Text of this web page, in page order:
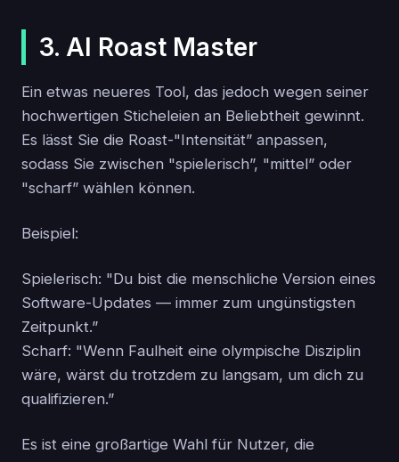
3. AI Roast Master
Ein etwas neueres Tool, das jedoch wegen seiner
hochwertigen Sticheleien an Beliebtheit gewinnt.
Es lässt Sie die Roast-"Intensität” anpassen,
sodass Sie zwischen "spielerisch”, "mittel” oder
"scharf” wählen können.
Beispiel:
Spielerisch: "Du bist die menschliche Version eines
Software-Updates — immer zum ungünstigsten
Zeitpunkt.”
Scharf: "Wenn Faulheit eine olympische Disziplin
wäre, wärst du trotzdem zu langsam, um dich zu
qualifizieren.”
Es ist eine großartige Wahl für Nutzer, die